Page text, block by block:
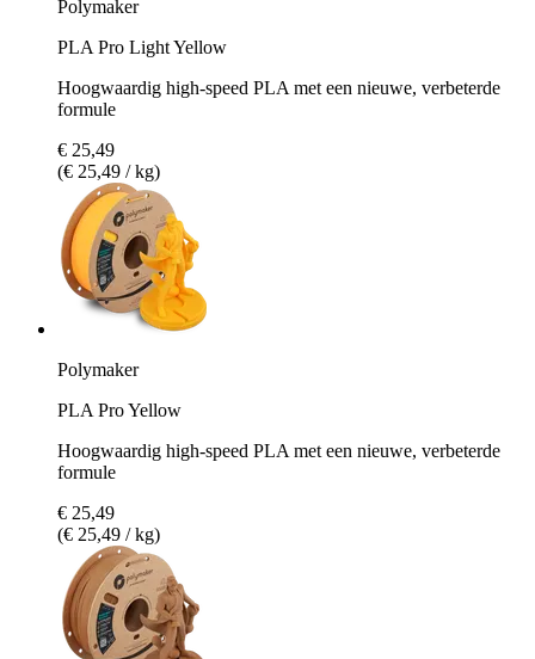
Polymaker
PLA Pro Light Yellow
Hoogwaardig high-speed PLA met een nieuwe, verbeterde
formule
€ 25,49
(€ 25,49 / kg)
Polymaker
PLA Pro Yellow
Hoogwaardig high-speed PLA met een nieuwe, verbeterde
formule
€ 25,49
(€ 25,49 / kg)